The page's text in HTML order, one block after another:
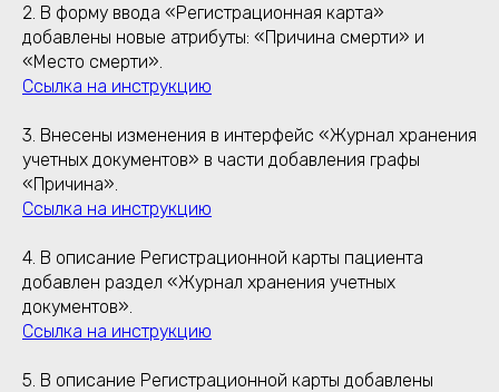
2. В форму ввода «Регистрационная карта»
добавлены новые атрибуты: «Причина смерти» и
«Место смерти».
Ссылка на инструкцию
3. Внесены изменения в интерфейс «Журнал хранения
учетных документов» в части добавления графы
«Причина».
Ссылка на инструкцию
4. В описание Регистрационной карты пациента
добавлен раздел «Журнал хранения учетных
документов».
Ссылка на инструкцию
5. В описание Регистрационной карты добавлены